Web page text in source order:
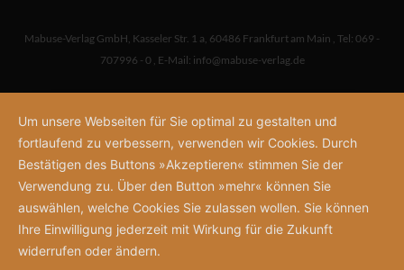
Mabuse-Verlag GmbH, Kasseler Str. 1 a, 60486 Frankfurt am Main , Tel: 069 -
707996 - 0 , E-Mail: info@mabuse-verlag.de
Um unsere Webseiten für Sie optimal zu gestalten und
fortlaufend zu verbessern, verwenden wir Cookies. Durch
Bestätigen des Buttons »Akzeptieren« stimmen Sie der
Verwendung zu. Über den Button »mehr« können Sie
auswählen, welche Cookies Sie zulassen wollen. Sie können
Ihre Einwilligung jederzeit mit Wirkung für die Zukunft
widerrufen oder ändern.